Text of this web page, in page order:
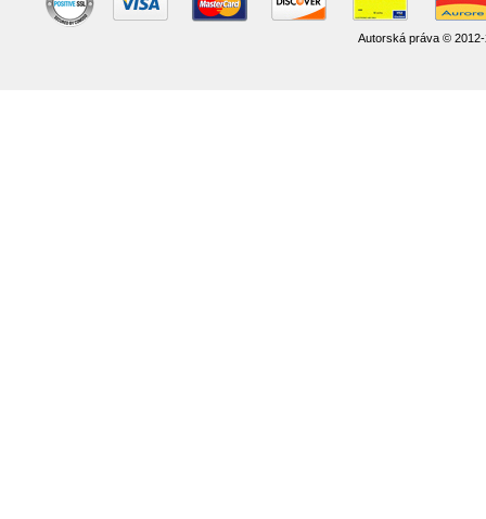
Autorská práva ©